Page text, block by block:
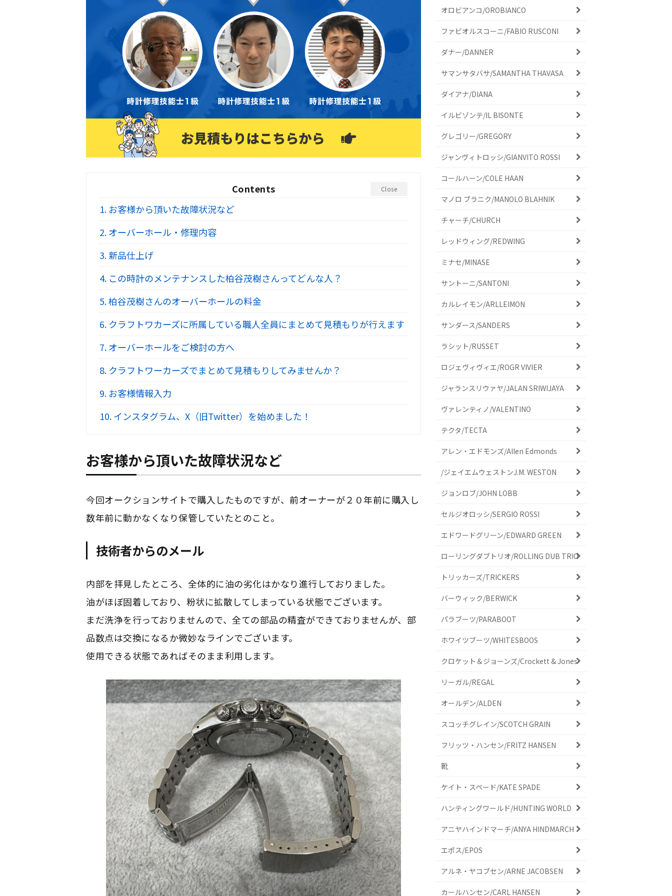
Contents Close
1. お客様から頂いた故障状況など
2.オーバーホール・修理内容
3.新品仕上げ
4. この時計のメンテナンスした柏谷茂樹さんってどんな人？
5.柏谷茂樹さんのオーバーホールの料金
6. クラフトワカーズに所属している職人全員にまとめて見積もりが行えます
7.オーバーホールをご検討の方へ
8. クラフトワーカーズでまとめて見積もりしてみませんか？
9. お客様情報入力
10.インスタグラム、X（旧Twitter）を始めました！
お客様から頂いた故障状況など
今回オークションサイトで購入したものですが、前オーナーが２０年前に購入し
数年前に動かなくなり保管していたとのこと。
技術者からのメール
内部を拝見したところ、全体的に油の劣化はかなり進行しておりました。
油がほぼ固着しており、粉状に拡散してしまっている状態でございます。
まだ洗浄を行っておりませんので、全ての部品の精査ができておりませんが、部
品数点は交換になるか微妙なラインでございます。
使用できる状態であればそのまま利用します。
オロビアンコ/OROBIANCO
ファビオルスコーニ/FABIO RUSCONI
ダナー/DANNER
サマンサタバサ/SAMANTHA THAVASA
ダイアナ/DIANA
イルビゾンテ/IL BISONTE
グレゴリー/GREGORY
ジャンヴィトロッシ/GIANVITO ROSSI
コールハーン/COLE HAAN
マノロ ブラニク/MANOLO BLAHNIK
チャーチ/CHURCH
レッドウィング/REDWING
ミナセ/MINASE
サントーニ/SANTONI
カルレイモン/ARLLEIMON
サンダース/SANDERS
ラシット/RUSSET
ロジェヴィヴィエ/ROGR VIVIER
ジャランスリウァヤ/JALAN SRIWIJAYA
ヴァレンティノ/VALENTINO
テクタ/TECTA
アレン・エドモンズ/Allen Edmonds
/ジェイエムウェストンJ.M. WESTON
ジョンロブ/JOHN LOBB
セルジオロッシ/SERGIO ROSSI
エドワードグリーン/EDWARD GREEN
ローリングダブトリオ/ROLLING DUB TRIO
トリッカーズ/TRICKERS
バーウィック/BERWICK
パラブーツ/PARABOOT
ホワイツブーツ/WHITESBOOS
クロケット＆ジョーンズ/Crockett & Jones
リーガル/REGAL
オールデン/ALDEN
スコッチグレイン/SCOTCH GRAIN
フリッツ・ハンセン/FRITZ HANSEN
靴
ケイト・スペード/KATE SPADE
ハンティングワールド/HUNTING WORLD
アニヤハインドマーチ/ANYA HINDMARCH
エポス/EPOS
アルネ・ヤコブセン/ARNE JACOBSEN
カールハンセン/CARL HANSEN